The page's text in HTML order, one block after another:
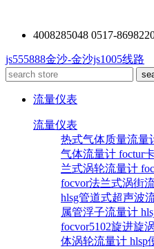
4008285048 0517-
js555888金沙-金沙js1005线路
流量仪表
流量仪表
热式气体质量流量
气体流量计 foctur
兰式涡轮流量计
focvor法兰式涡街
hlsg管道式超声波
属管浮子流量计
focvor5102旋进旋
体涡轮流量计 hlsp